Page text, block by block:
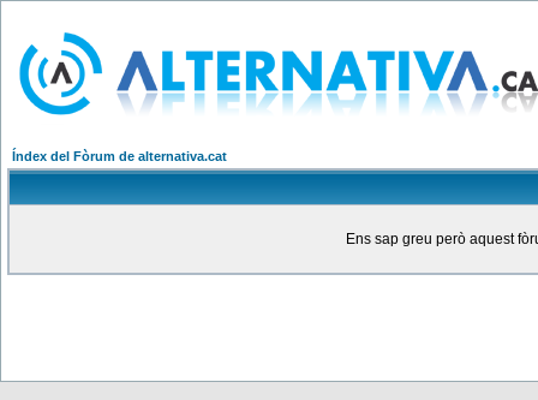
Índex del Fòrum de alternativa.cat
Ens sap greu però aquest